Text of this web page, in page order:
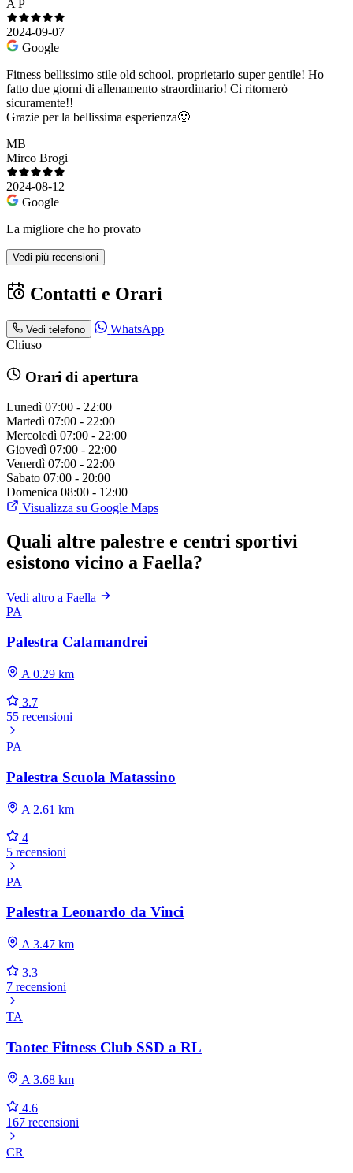
A P
2024-09-07
Google
Fitness bellissimo stile old school, proprietario super gentile! Ho
fatto due giorni di allenamento straordinario! Ci ritornerò
sicuramente!!
Grazie per la bellissima esperienza🙂
MB
Mirco Brogi
2024-08-12
Google
La migliore che ho provato
Vedi più recensioni
Contatti e Orari
Vedi telefono
WhatsApp
Chiuso
Orari di apertura
Lunedì 07:00 - 22:00
Martedì 07:00 - 22:00
Mercoledì 07:00 - 22:00
Giovedì 07:00 - 22:00
Venerdì 07:00 - 22:00
Sabato 07:00 - 20:00
Domenica 08:00 - 12:00
Visualizza su Google Maps
Quali altre palestre e centri sportivi
esistono vicino a Faella?
Vedi altro a Faella
PA
Palestra Calamandrei
A 0.29 km
3.7
55 recensioni
PA
Palestra Scuola Matassino
A 2.61 km
4
5 recensioni
PA
Palestra Leonardo da Vinci
A 3.47 km
3.3
7 recensioni
TA
Taotec Fitness Club SSD a RL
A 3.68 km
4.6
167 recensioni
CR